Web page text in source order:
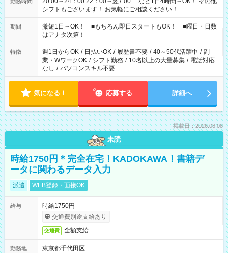
シフトもございます！ お気軽にご相談ください！
期間
激短1日～OK！ ■もちろん即日スタートもOK！ ■曜日・日数
はアナタ次第！
特徴 週1日からOK / 日払いOK / 履歴書不要 / 40～50代活躍中 / 副
業・WワークOK / シフト勤務 / 10名以上の大量募集 / 電話対応
なし / パソコンスキル不要
気になる！ 応募する 詳細へ
掲載日：2026.08.08
未読
時給1750円＊完全在宅！KADOKAWA！書籍デ
ータに関わるデータ入力
派遣 WEB登録・面接OK
給与
時給1750円
交通費別途支給あり
交通費 全額支給
勤務地
東京都千代田区